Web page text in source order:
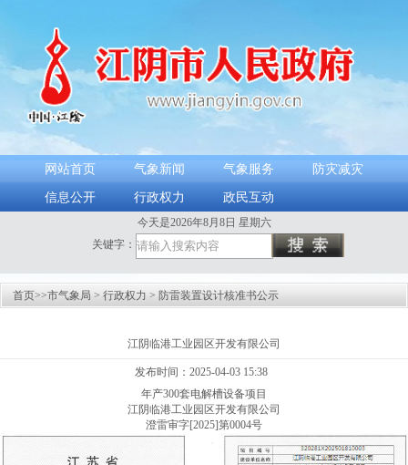
网站首页 气象新闻 气象服务 防灾减灾
信息公开 行政权力 政民互动
今天是2026年8月8日 星期六
关键字：
首页>>市气象局 > 行政权力 > 防雷装置设计核准书公示
江阴临港工业园区开发有限公司
发布时间：2025-04-03 15:38
年产300套电解槽设备项目
江阴临港工业园区开发有限公司
澄雷审字[2025]第0004号